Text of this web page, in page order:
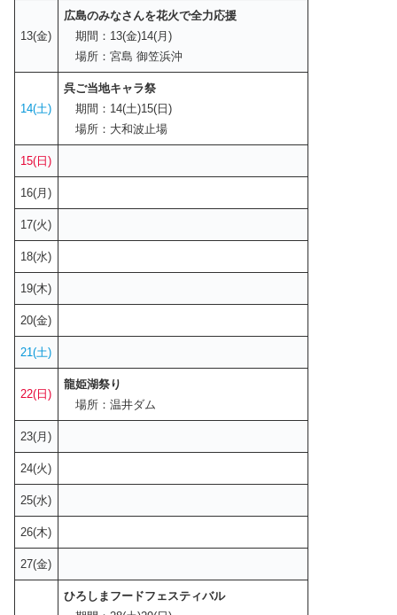
13(金)
広島のみなさんを花火で全力応援
期間：13(金)14(月)
場所：宮島 御笠浜沖
14(土)
呉ご当地キャラ祭
期間：14(土)15(日)
場所：大和波止場
15(日)
16(月)
17(火)
18(水)
19(木)
20(金)
21(土)
22(日)
龍姫湖祭り
場所：温井ダム
23(月)
24(火)
25(水)
26(木)
27(金)
ひろしまフードフェスティバル